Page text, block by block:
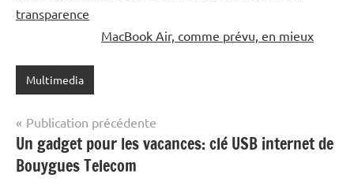
transparence
MacBook Air, comme prévu, en mieux
Multimedia
Navigation
de
l’article
Publication précédente
Un gadget pour les vacances: clé USB internet de
Bouygues Telecom